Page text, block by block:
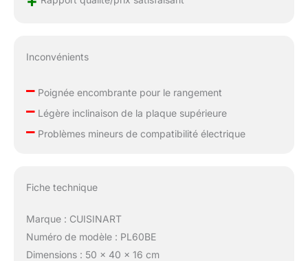
Inconvénients
–Poignée encombrante pour le rangement
–Légère inclinaison de la plaque supérieure
–Problèmes mineurs de compatibilité électrique
Fiche technique
Marque : CUISINART
Numéro de modèle : PL60BE
Dimensions : 50 x 40 x 16 cm